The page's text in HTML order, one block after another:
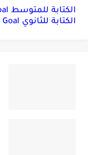
الكتابة للمتوسط Super Goal
الكتابة للثانوي Maga Goal